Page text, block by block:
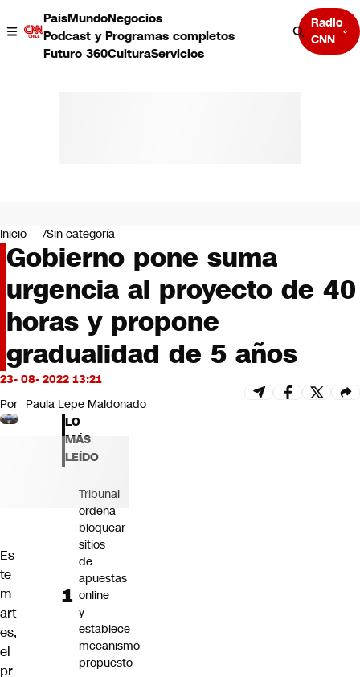
PaísMundoNegocios
Podcast y Programas completos
Futuro 360CulturaServicios
Radio
CNN
Negocios
Deportes
Programas completos
Cultura
Servicios
Bits
CNN tiempo
Futuro 360
Inicio Sin categoría
Gobierno pone suma
urgencia al proyecto de 40
horas y propone
gradualidad de 5 años
23- 08- 2022 13:21
Por Paula Lepe Maldonado
Es
te
m
art
es,
el
pr
LO
MÁS
LEÍDO
Tribunal
ordena
bloquear
sitios
de
apuestas
online
y
establece
mecanismo
propuesto